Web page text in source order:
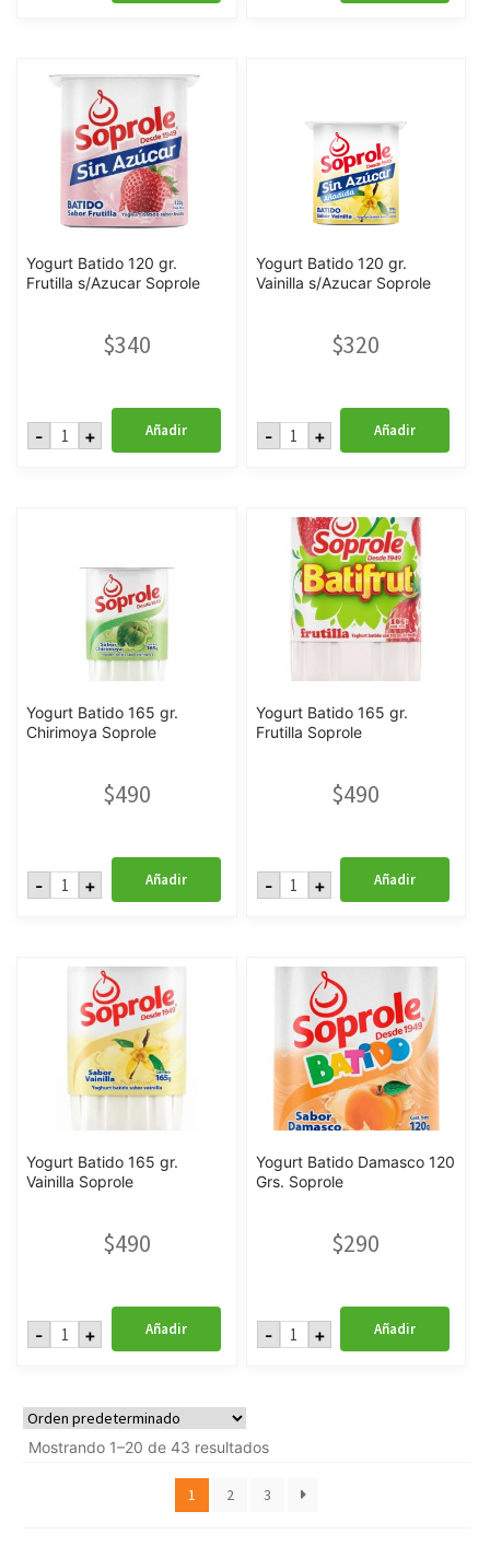
140
cantidad
Yogurt Batido 120 gr.
Frutilla s/Azucar Soprole
$340
- Yogurt
Batido+ Añadir
Yogurt Batido 120 gr.
Vainilla s/Azucar Soprole
$320
- Yogurt
Batido
Soprole
cantidad
+ Añadir
Yogurt Batido 165 gr.
Chirimoya Soprole
$490
- Yogurt
Batido
cantidad
+ Añadir
Yogurt Batido 165 gr.
Frutilla Soprole
$490
- Yogurt
Batido
cantidad
+ Añadir
Yogurt Batido 165 gr.
Vainilla Soprole
$490
- Yogurt
Batido
cantidad
+ Añadir
Yogurt Batido Damasco 120
Grs. Soprole
$290
- Yogurt
Batido+ Añadir
Mostrando 1–20 de 43 resultados
1 2 3